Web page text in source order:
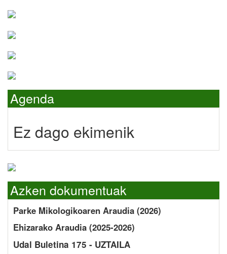
Agenda
Ez dago ekimenik
Azken dokumentuak
Parke Mikologikoaren Araudia (2026)
Ehizarako Araudia (2025-2026)
Udal Buletina 175 - UZTAILA